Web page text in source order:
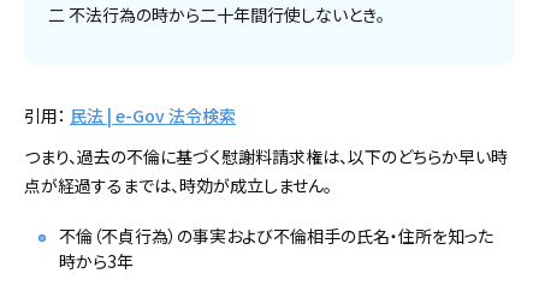
二 不法行為の時から二十年間行使しないとき。
引用： 民法 | e-Gov 法令検索
つまり、過去の不倫に基づく慰謝料請求権は、以下のどちらか早い時
点が経過するまでは、時効が成立しません。
不倫（不貞行為）の事実および不倫相手の氏名・住所を知った
時から3年